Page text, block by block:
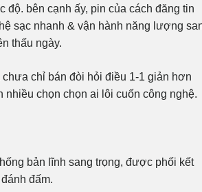
bên cạnh ấy, pin của cách đăng tin
sạc nhanh & vận hành năng lượng
thấu ngày.
chỉ bán đòi hỏi điều 1-1 giản hơn
chọn chọn ai lôi cuốn công nghệ.
bản lĩnh sang trọng, được phối kết
đấm.